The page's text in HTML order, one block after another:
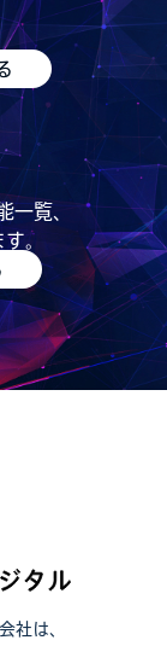
一覧、
。
社は、